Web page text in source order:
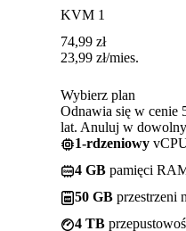
KVM 1
74,99 zł
23,99 zł/mies.
Wybierz plan
Odnawia się w cenie
lat. Anuluj w
1-rdzeniowy
4 GB pamięci
50 GB przestrzeni
4 TB